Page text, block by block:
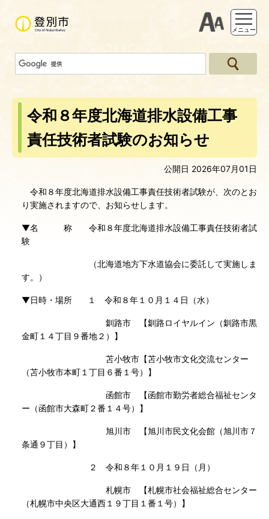
支援ツー
メニュー
令和８年度北海道排水設備工事
責任技術者試験のお知らせ
公開日 2026年07月01日
令和８年度北海道排水設備工事責任技術者試験が、次のとお
り実施されますので、お知らせします。
▼名 称 令和８年度北海道排水設備工事責任技術者試
験
（北海道地方下水道協会に委託して実施しま
す。）
▼日時・場所 １ 令和８年１０月１４日（水）
釧路市 【釧路ロイヤルイン（釧路市黒
金町１４丁目９番地２）】
苫小牧市【苫小牧市文化交流センター
（苫小牧市本町１丁目６番１号）】
函館市 【函館市勤労者総合福祉センタ
ー（函館市大森町２番１４号）】
旭川市 【旭川市民文化会館（旭川市７
条通９丁目）】
２ 令和８年１０月１９日（月）
札幌市 【札幌市社会福祉総合センター
（札幌市中央区大通西１９丁目１番１号）】